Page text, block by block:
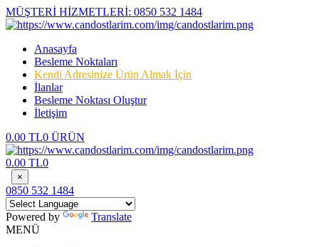
MÜŞTERİ HİZMETLERİ: 0850 532 1484
Anasayfa
Besleme Noktaları
Kendi Adresinize Ürün Almak İçin
İlanlar
Besleme Noktası Oluştur
İletişim
0.00 TL0 ÜRÜN
0.00 TL0
×
0850 532 1484
Powered by
Translate
MENÜ